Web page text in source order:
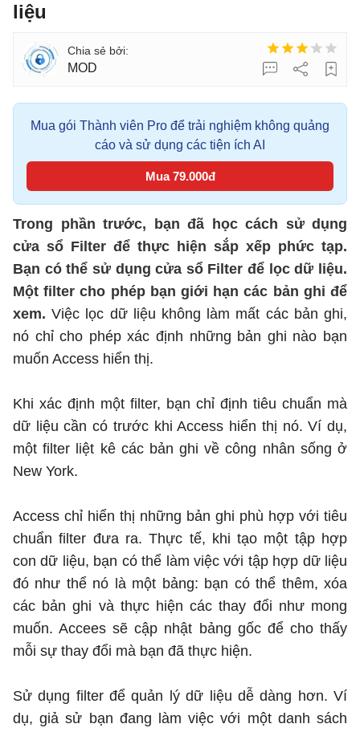
liệu
MOD
Mua gói Thành viên Pro để trải nghiệm không quảng
cáo và sử dụng các tiện ích AI
Mua 79.000đ
Trong phần trước, bạn đã học cách sử dụng
cửa sổ Filter để thực hiện sắp xếp phức tạp.
Bạn có thể sử dụng cửa sổ Filter để lọc dữ liệu.
Một filter cho phép bạn giới hạn các bản ghi để
xem. Việc lọc dữ liệu không làm mất các bản ghi,
nó chỉ cho phép xác định những bản ghi nào bạn
muốn Access hiển thị.
Khi xác định một filter, bạn chỉ định tiêu chuẩn mà
dữ liệu cần có trước khi Access hiển thị nó. Ví dụ,
một filter liệt kê các bản ghi về công nhân sống ở
New York.
Access chỉ hiển thị những bản ghi phù hợp với tiêu
chuẩn filter đưa ra. Thực tế, khi tạo một tập hợp
con dữ liệu, bạn có thể làm việc với tập hợp dữ liệu
đó như thể nó là một bảng: bạn có thể thêm, xóa
các bản ghi và thực hiện các thay đổi như mong
muốn. Accees sẽ cập nhật bảng gốc để cho thấy
mỗi sự thay đổi mà bạn đã thực hiện.
Sử dụng filter để quản lý dữ liệu dễ dàng hơn. Ví
dụ, giả sử bạn đang làm việc với một danh sách